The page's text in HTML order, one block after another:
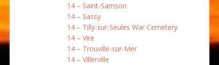
14 – Saint-Samson
14 – Sassy
14 – Tilly-sur-Seules War Cemetery
14 – Vire
14 – Trouville-sur-Mer
14 – Villerville